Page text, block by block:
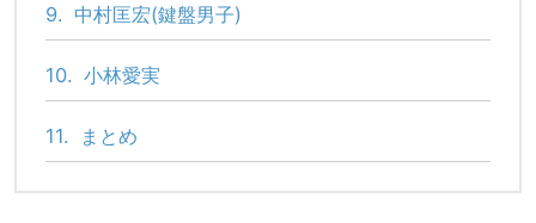
9. 中村匡宏(鍵盤男子)
10. 小林愛実
11. まとめ